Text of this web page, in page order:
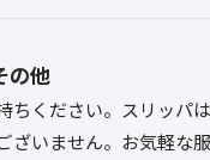
の他
ちください。スリッパは
ざいません。お気軽な